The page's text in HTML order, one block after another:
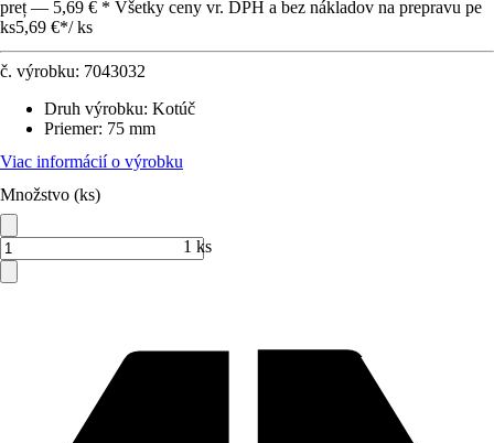
preț — 5,69 € * Všetky ceny vr. DPH a bez nákladov na prepravu pe
ks5,69 €*/ ks
č. výrobku: 7043032
Druh výrobku: Kotúč
Priemer: 75 mm
Viac informácií o výrobku
Množstvo (ks)
1 ks